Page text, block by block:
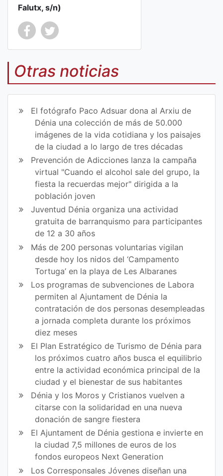
Falutx, s/n)
Co
mp
art
en
Fa
ce
bo
ok
Co
mp
art
ir
en
Tw
itt
er
Otras noticias
El fotógrafo Paco Adsuar dona al Arxiu de
Dénia una colección de más de 50.000
imágenes de la vida cotidiana y los paisajes
de la ciudad a lo largo de tres décadas
Prevención de Adicciones lanza la campaña
virtual "Cuando el alcohol sale del grupo, la
fiesta la recuerdas mejor" dirigida a la
población joven
Juventud Dénia organiza una actividad
gratuita de barranquismo para participantes
de 12 a 30 años
Más de 200 personas voluntarias vigilan
desde hoy los nidos del ‘Campamento
Tortuga’ en la playa de Les Albaranes
Los programas de subvenciones de Labora
permiten al Ajuntament de Dénia la
contratación de dos personas desempleadas
a jornada completa durante los próximos
diez meses
El Plan Estratégico de Turismo de Dénia para
los próximos cuatro años busca el equilibrio
entre la actividad económica principal de la
ciudad y el bienestar de sus habitantes
Dénia y los Moros y Cristianos vuelven a
citarse con la solidaridad en una nueva
donación de sangre fiestera
El Ajuntament de Dénia gestiona e invierte en
la ciudad 7,5 millones de euros de los
fondos europeos Next Generation
Los Corresponsales Jóvenes diseñan una